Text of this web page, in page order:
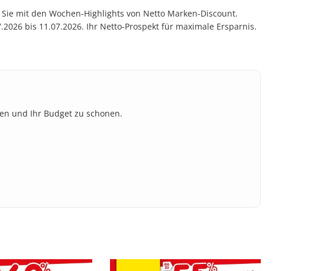
mit den Wochen-Highlights von Netto Marken-Discount.
bis 11.07.2026. Ihr Netto-Prospekt für maximale Ersparnis.
und Ihr Budget zu schonen.